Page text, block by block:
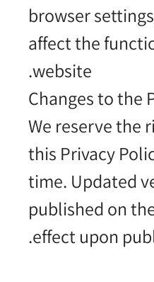
browser
affect the
website.
Changes to the
We reserve the
this Privacy
time. Updated
published on
effect upon